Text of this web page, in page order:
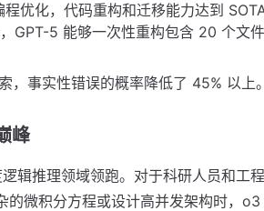
程优化，代码重构和迁移能力达到
GPT-5 能够一次性重构包含 20 个文
，事实性错误的概率降低了 45% 以上。
峰
辑推理领域领跑。对于科研人员和工
的微积分方程或设计高并发架构时，